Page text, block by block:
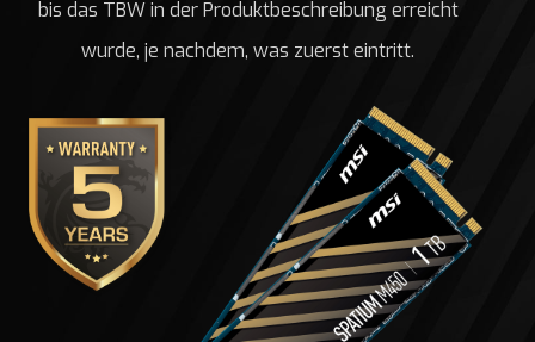
bis das TBW in der Produktbeschreibung erreicht
wurde, je nachdem, was zuerst eintritt.